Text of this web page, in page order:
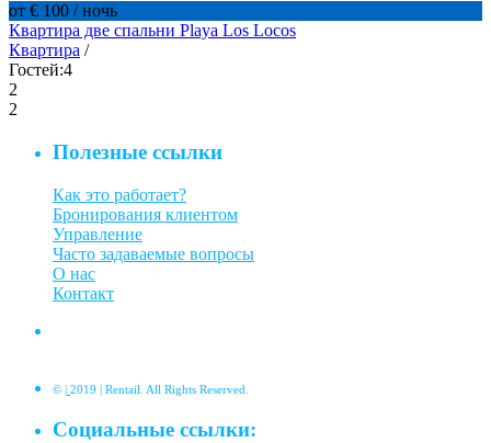
от € 100 / ночь
Квартира две спальни Playa Los Locos
Квартира /
Гостей:4
2
2
Полезные ссылки
Как это работает?
Бронирования клиентом
Управление
Часто задаваемые вопросы
О нас
Контакт
© 2019 | Rentail. All Rights Reserved.
Социальные ссылки: